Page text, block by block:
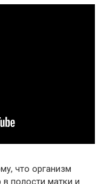
что организм
полости матки и